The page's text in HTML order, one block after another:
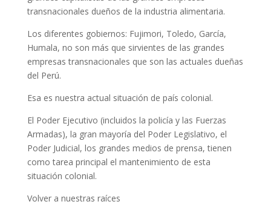
transnacionales dueños de la industria alimentaria.
Los diferentes gobiernos: Fujimori, Toledo, García,
Humala, no son más que sirvientes de las grandes
empresas transnacionales que son las actuales dueñas
del Perú.
Esa es nuestra actual situación de país colonial.
El Poder Ejecutivo (incluidos la policía y las Fuerzas
Armadas), la gran mayoría del Poder Legislativo, el
Poder Judicial, los grandes medios de prensa, tienen
como tarea principal el mantenimiento de esta
situación colonial.
Volver a nuestras raíces